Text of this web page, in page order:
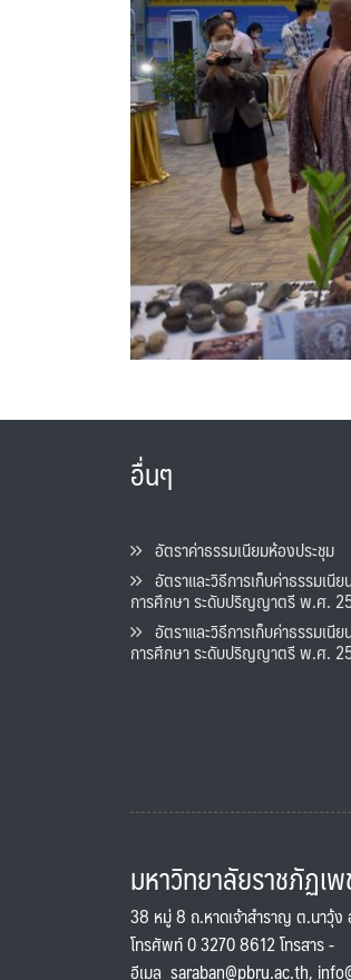
อื่นๆ
อัตราค่าธรรมเนียมห้องประชุม
อัตราและวิธีการเก็บค่าธรรมเนีย
การศึกษา ระดับปริญญาตรี พ.ศ.
อัตราและวิธีการเก็บค่าธรรมเนีย
การศึกษา ระดับปริญญาตรี พ.ศ.
มหาวิทยาลัยราชภัฏเ
38 หมู่ 8 ถ.หาดเจ้าสำราญ ต.นาวุ้ง
โทรศัพท์ 0 3270 8612 โทรสาร -
อีเมล saraban@pbru.ac.th,